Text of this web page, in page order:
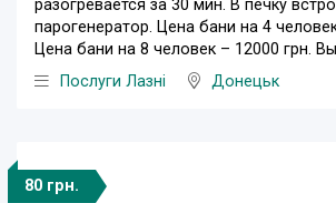
разогревается за 30 мин. В печку
парогенератор. Цена бани на 4
Цена бани на 8 человек – 12000 грн.
Послуги Лазні
Донецьк
80 грн.